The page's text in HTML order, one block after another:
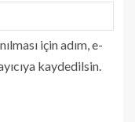
için adım, e-
kaydedilsin.